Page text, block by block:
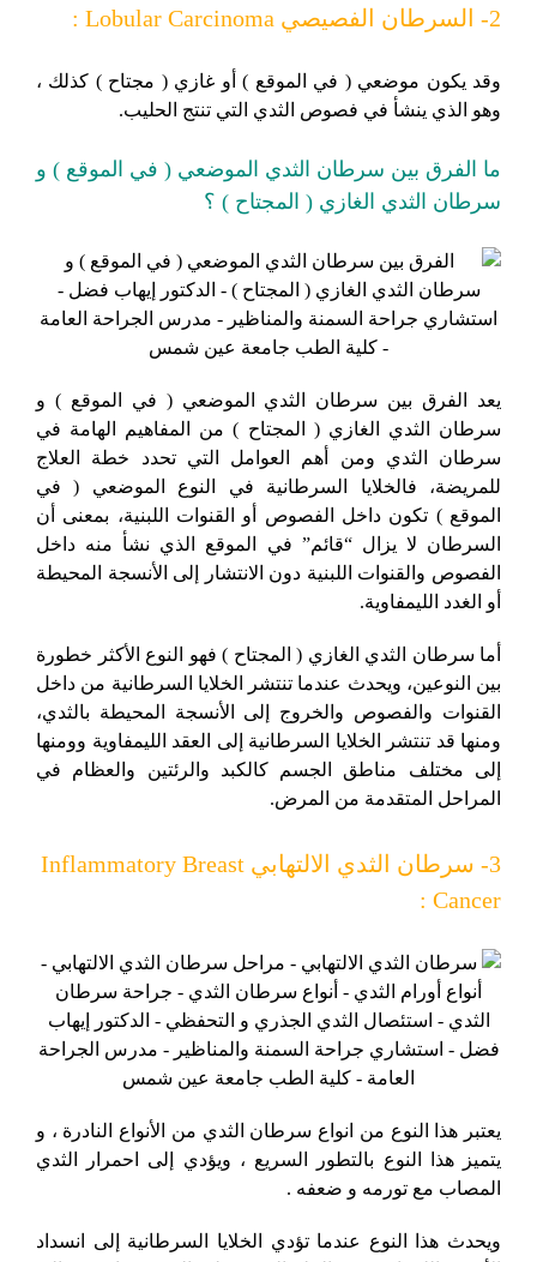
2- السرطان الفصيصي Lobular Carcinoma :
وقد يكون موضعي ( في الموقع ) أو غازي ( مجتاح ) كذلك ،
وهو الذي ينشأ في فصوص الثدي التي تنتج الحليب.
ما الفرق بين سرطان الثدي الموضعي ( في الموقع ) و
سرطان الثدي الغازي ( المجتاح ) ؟
يعد الفرق بين سرطان الثدي الموضعي ( في الموقع ) و
سرطان الثدي الغازي ( المجتاح ) من المفاهيم الهامة في
سرطان الثدي ومن أهم العوامل التي تحدد خطة العلاج
للمريضة، فالخلايا السرطانية في النوع الموضعي ( في
الموقع ) تكون داخل الفصوص أو القنوات اللبنية، بمعنى أن
السرطان لا يزال “قائم” في الموقع الذي نشأ منه داخل
الفصوص والقنوات اللبنية دون الانتشار إلى الأنسجة المحيطة
أو الغدد الليمفاوية.
أما سرطان الثدي الغازي ( المجتاح ) فهو النوع الأكثر خطورة
بين النوعين، ويحدث عندما تنتشر الخلايا السرطانية من داخل
القنوات والفصوص والخروج إلى الأنسجة المحيطة بالثدي،
ومنها قد تنتشر الخلايا السرطانية إلى العقد الليمفاوية وومنها
إلى مختلف مناطق الجسم كالكبد والرئتين والعظام في
المراحل المتقدمة من المرض.
3- سرطان الثدي الالتهابي Inflammatory Breast
Cancer :
يعتبر هذا النوع من انواع سرطان الثدي من الأنواع النادرة ، و
يتميز هذا النوع بالتطور السريع ، ويؤدي إلى احمرار الثدي
المصاب مع تورمه و ضعفه .
ويحدث هذا النوع عندما تؤدي الخلايا السرطانية إلى انسداد